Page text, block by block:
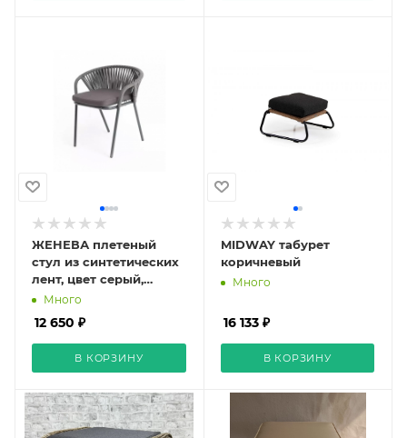
ЖЕНЕВА плетеный
стул из синтетических
лент, цвет серый,
плоская веревка
Много
12 650 ₽
В КОРЗИНУ
MIDWAY табурет
коричневый
Много
16 133 ₽
В КОРЗИНУ